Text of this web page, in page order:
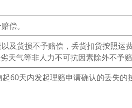
偿。
及货损不予赔偿，丢货扣货按照运
天气等非人力不可抗因素除外不予赔
60天内发起理赔申请确认的丢失